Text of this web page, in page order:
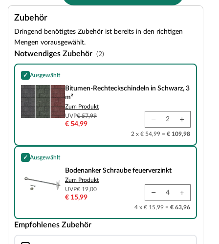
Zubehör
Dringend benötigtes Zubehör ist bereits in den richtigen
Mengen vorausgewählt.
Notwendiges Zubehör (2)
✓ Ausgewählt
Bitumen-Rechteckschindeln in Schwarz, 3 m²
Bitumen-Rechteckschindeln in Schwarz, 3
m²
Zum Produkt
UVP€ 57,99
€ 54,99
2 x € 54,99 = € 109,98
✓ Ausgewählt
Bodenanker Schraube feuerverzinkt
Bodenanker Schraube feuerverzinkt
Zum Produkt
UVP€ 19,00
€ 15,99
4 x € 15,99 = € 63,96
Empfohlenes Zubehör